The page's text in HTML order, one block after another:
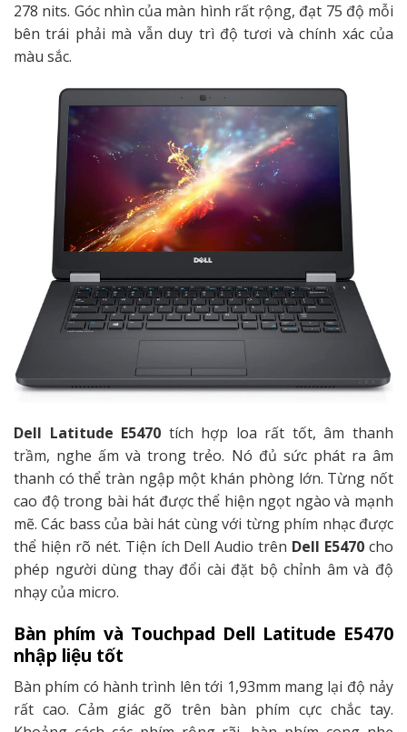
278 nits. Góc nhìn của màn hình rất rộng, đạt 75 độ mỗi
bên trái phải mà vẫn duy trì độ tươi và chính xác của
màu sắc.
Dell Latitude E5470 tích hợp loa rất tốt, âm thanh
trầm, nghe ấm và trong trẻo. Nó đủ sức phát ra âm
thanh có thể tràn ngập một khán phòng lớn. Từng nốt
cao độ trong bài hát được thể hiện ngọt ngào và mạnh
mẽ. Các bass của bài hát cùng với từng phím nhạc được
thể hiện rõ nét. Tiện ích Dell Audio trên Dell E5470 cho
phép người dùng thay đổi cài đặt bộ chỉnh âm và độ
nhạy của micro.
Bàn phím và Touchpad Dell Latitude E5470
nhập liệu tốt
Bàn phím có hành trình lên tới 1,93mm mang lại độ nảy
rất cao. Cảm giác gõ trên bàn phím cực chắc tay.